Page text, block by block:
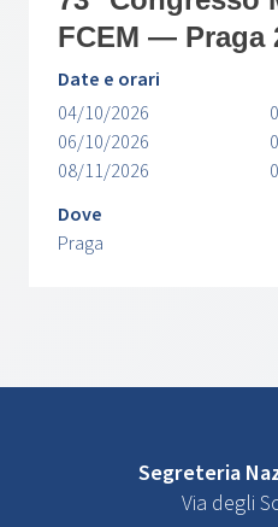
FCEM — Praga
Date e orari
04/10/2026
06/10/2026
08/11/2026
Dove
Praga
Segreteria
Via degli